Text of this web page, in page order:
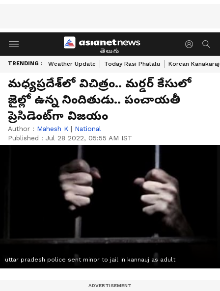
తెలుగు
TRENDING : Weather Update Today Rasi Phalalu Korean
మధ్యప్రదేశ్‌లో విచిత్రం.. మర్డర్ కేసులో
జైల్లో ఉన్న నిందితుడు.. పంచాయతీ
ప్రెసిడెంట్‌గా విజయం
Author : Mahesh K | National
Published : Jul 28 2022, 05:55 AM IST
uttar pradesh police sent minor to jail in kannauj as adult